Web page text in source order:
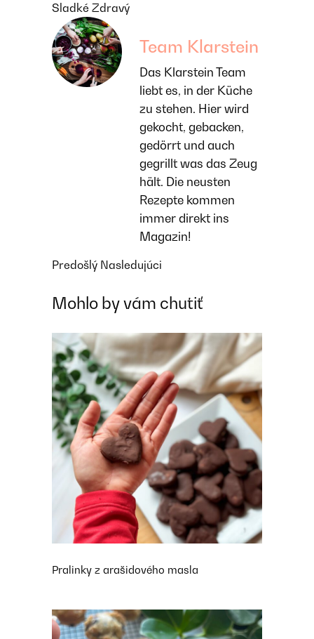
Sladké Zdravý
Team Klarstein
Das Klarstein Team
liebt es, in der Küche
zu stehen. Hier wird
gekocht, gebacken,
gedörrt und auch
gegrillt was das Zeug
hält. Die neusten
Rezepte kommen
immer direkt ins
Magazin!
Predošlý Nasledujúci
Mohlo by vám chutiť
Pralinky z arašidového masla